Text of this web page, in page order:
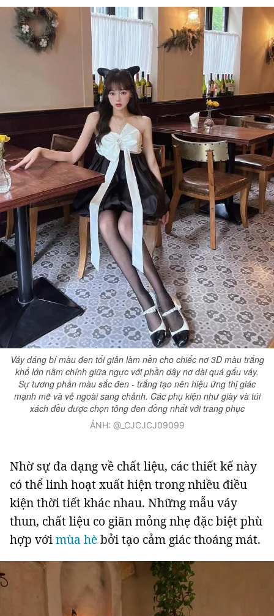
Váy dáng bí màu đen tối giản làm nền cho chiếc nơ 3D màu trắng
khổ lớn nằm chính giữa ngực với phần dây nơ dài quá gấu váy.
Sự tương phản màu sắc đen - trắng tạo nên hiệu ứng thị giác
mạnh mẽ và vẻ ngoài sang chảnh. Các phụ kiện như giày và túi
xách đều được chọn tông đen đồng nhất với trang phục
ẢNH: @_CJCJCJ09099
Nhờ sự đa dạng về chất liệu, các thiết kế này
có thể linh hoạt xuất hiện trong nhiều điều
kiện thời tiết khác nhau. Những mẫu váy
thun, chất liệu co giãn mỏng nhẹ đặc biệt phù
hợp vớimùa hèbởi tạo cảm giác thoáng mát.